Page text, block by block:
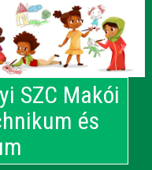
SZC Makói
és